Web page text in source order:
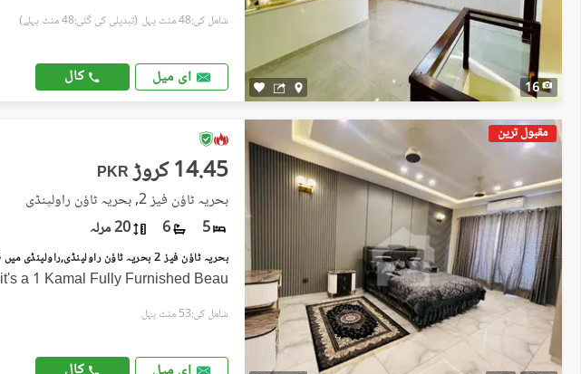
16
شامل کی:48 منٹ پہل (تبدیلی کی گئی:48 منٹ پہلے)
ای میل کال
مقبول ترین
PKR 14.45 کروڑ
بحریہ ٹاؤن فیز 2, بحریہ ٹاؤن راولپنڈی
5
6 20 مرلہ
it's a 1 Kamal Fully Furnished Beau
شامل کی:53 منٹ پہل